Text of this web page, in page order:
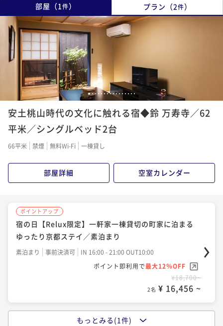
部屋 （1 件） プラン （2件）
1234567891011 12 13 141516
安土桃山時代の文化に触れる宿◆鈴 万寿寺／62
平米／シングルベッド2台
66平米 禁煙 無料Wi-Fi 一棟貸し
部屋詳細 空室カレンダー
ポイントアップ
宿の日【Relux限定】一軒家一棟貸切の町家に泊まる
ゆったり京都ステイ／素泊まり
素泊まり 事前決済可
IN 16:00 - 21:00 OUT10:00
ポイント即利用で最大12％OFF
¥18,700~
2名 ¥ 16,456 ~
もっとみる(1件)